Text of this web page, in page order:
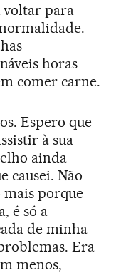
voltar para
horas
comer carne.
Espero que
à sua
ainda
causei. Não
mais porque
é só a
de minha
Era
menos,